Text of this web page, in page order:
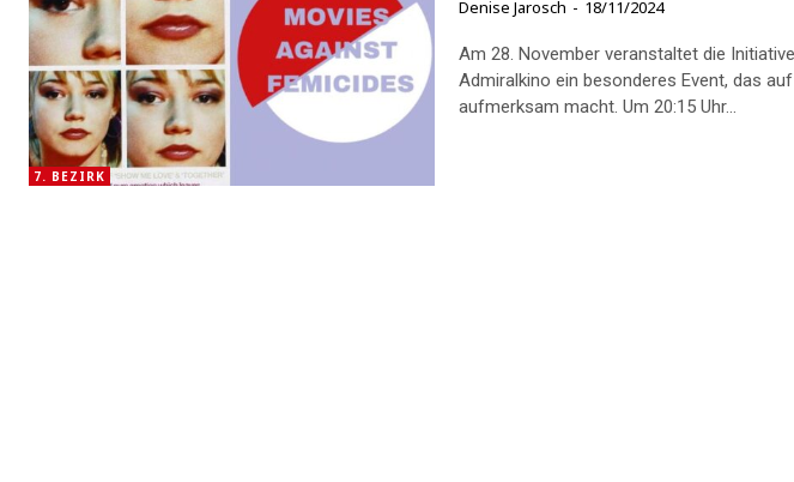
7. BEZIRK
Denise Jarosch - 18/11/2024
Am 28. November veranstaltet die
Admiralkino ein besonderes Event, das
aufmerksam macht. Um 20:15 Uhr...